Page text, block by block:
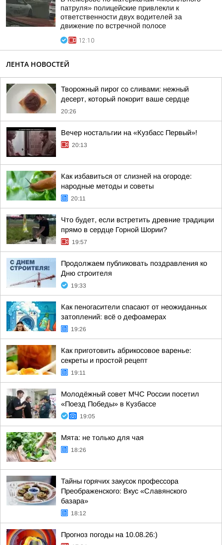
патруля» полицейские привлекли к
ответственности двух водителей за
движение по встречной полосе
12:10
ЛЕНТА НОВОСТЕЙ
Творожный пирог со сливами: нежный
десерт, который покорит ваше сердце
20:26
Вечер ностальгии на «Кузбасс Первый»!
20:13
Как избавиться от слизней на огороде:
народные методы и советы
20:11
Что будет, если встретить древние традиции
прямо в сердце Горной Шории?
19:57
Продолжаем публиковать поздравления ко
Дню строителя
19:33
Как пеногасители спасают от неожиданных
затоплений: всё о дефоамерах
19:26
Как приготовить абрикосовое варенье:
секреты и простой рецепт
19:11
Молодёжный совет МЧС России посетил
«Поезд Победы» в Кузбассе
19:05
Мята: не только для чая
18:26
Тайны горячих закусок профессора
Преображенского: Вкус «Славянского
базара»
18:12
Прогноз погоды на 10.08.26:)